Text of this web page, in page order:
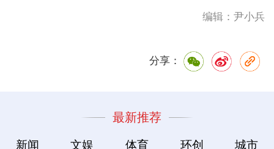
编辑：尹小兵
分享：
最新推荐
新闻 文娱 体育 环创 城市